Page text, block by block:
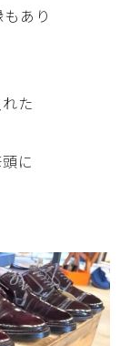
あり
た
に